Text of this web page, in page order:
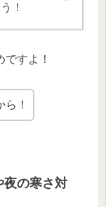
！
ですよ！
！
夜の寒さ対